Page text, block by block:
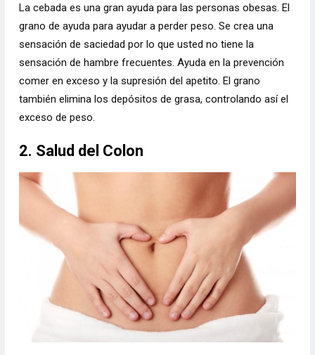
La cebada es una gran ayuda para las personas obesas. El
grano de ayuda para ayudar a perder peso. Se crea una
sensación de saciedad por lo que usted no tiene la
sensación de hambre frecuentes. Ayuda en la prevención
comer en exceso y la supresión del apetito. El grano
también elimina los depósitos de grasa, controlando así el
exceso de peso.
2. Salud del Colon